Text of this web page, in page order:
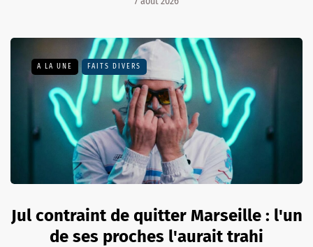
A LA UNE FAITS DIVERS
Jul contraint de quitter Marseille : l'un
de ses proches l'aurait trahi